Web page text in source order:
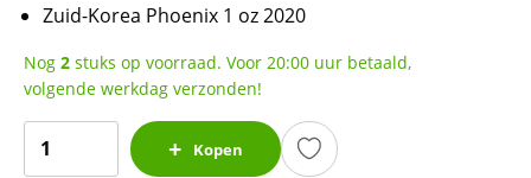
Zuid-Korea Phoenix 1 oz 2020
Nog 2 stuks op voorraad. Voor 20:00 uur betaald,
volgende werkdag verzonden!
Korea
Kopen